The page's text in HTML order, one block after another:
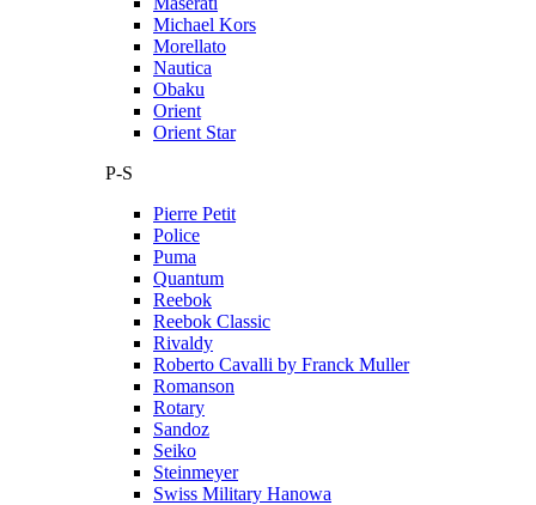
Michael Kors
Morellato
Nautica
Obaku
Orient
Orient Star
P-S
Pierre Petit
Police
Puma
Quantum
Reebok
Reebok Classic
Rivaldy
Roberto Cavalli by Franck Muller
Romanson
Rotary
Sandoz
Seiko
Steinmeyer
Swiss Military Hanowa